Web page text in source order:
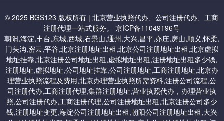
1、6000/三年：小规模及一般纳税人都可以
八：昌平虚拟地址
1、小规模 2000起/年,位置在北七家
2、一次性收费地址 5000（个人产权地址）
人章、全体股东章、公司名称章等。
5，申领营业执照
工商局经过企业提交材料进行审查，确定符合企业登记申请，经工
商行政管理局核定，即发放工商企业营业执照，并公告企业成立。
© 2025 BGS123 版权所有 | 北京营业执照代办、公司注册代办、工商
注册代理一站式服务。 京ICP备11049196号
朝阳,海淀,丰台,东城,西城,石景山,通州,大兴,昌平,亦庄,房山,顺义,怀柔,
门头沟,密云,平谷,北京注册地址出租,北京公司注册地址出租,北京虚拟
地址挂靠,北京注册公司地址出租,虚拟地址出租,注册地址出租多少钱,
注册地址,虚拟地址,公司地址挂靠,公司注册地址,工商注册地址,北京办
理营业执照流程及费用,北京办理营业执照所需资料,注册公司流程,公
司注册代办,工商注册代理,集群注册地址,营业执照代办，办理营业执
照,公司注册代办,工商注册代理,公司注册地址出租,北京注册公司多少
钱,注册地址变更,海淀公司注册地址出租,朝阳公司注册地址出租,大兴